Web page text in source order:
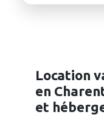
Location
en
et